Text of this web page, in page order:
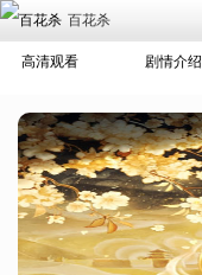
百花杀
高清观看 剧情介绍